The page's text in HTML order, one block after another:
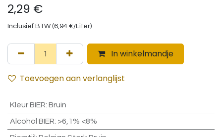
2,29 €
Inclusief BTW (6,94 €/Liter)
In winkelmandje
Toevoegen aan verlanglijst
Kleur BIER: Bruin
Alcohol BIER: >6,1% <8%